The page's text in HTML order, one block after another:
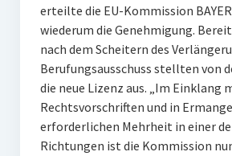
erteilte die EU-Kommission
wiederum die Genehmigung.
nach dem Scheitern des
Berufungsausschuss stellten von
die neue Lizenz aus. „Im Einklang
Rechtsvorschriften und in
erforderlichen Mehrheit in einer
Richtungen ist die Kommission